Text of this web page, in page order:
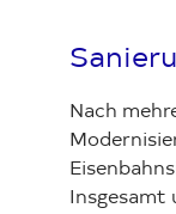
Nach
Insgesamt